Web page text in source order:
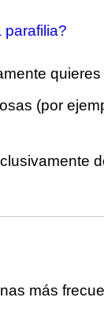
parafilia?
(por
más